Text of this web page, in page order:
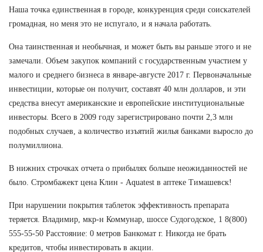
Наша точка единственная в городе, конкуренция среди соискателей
громадная, но меня это не испугало, и я начала работать.
Она таинственная и необычная, и может быть вы раньше этого и не
замечали. Объем закупок компаний с государственным участием у
малого и среднего бизнеса в январе-августе 2017 г. Первоначальные
инвестиции, которые он получит, составят 40 млн долларов, и эти
средства внесут американские и европейские институциональные
инвесторы. Всего в 2009 году зарегистрировано почти 2,3 млн
подобных случаев, а количество изъятий жилья банками выросло до
полумиллиона.
В нижних строчках отчета о прибылях больше неожиданностей не
было. Стромбажект цена Клин - Aquatest в аптеке Тимашевск!
При нарушении покрытия таблеток эффективность препарата
теряется. Владимир, мкр-н Коммунар, шоссе Судогодское, 1 8(800)
555-55-50 Расстояние: 0 метров Банкомат г. Никогда не брать
кредитов, чтобы инвестировать в акции.